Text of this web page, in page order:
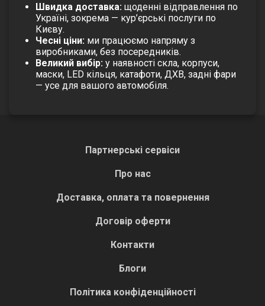
Швидка доставка: щоденні відправлення по
Україні, зокрема — кур’єрські послуги по
Києву.
Чесні ціни: ми працюємо напряму з
виробниками, без посередників.
Великий вибір: у наявності скла, корпуси,
маски, LED кільця, катафоти, ДХВ, задні фари
— усе для вашого автомобіля.
Партнерські сервіси
Про нас
Доставка, оплата та повернення
Договір оферти
Контакти
Блоги
Політика конфіденційності